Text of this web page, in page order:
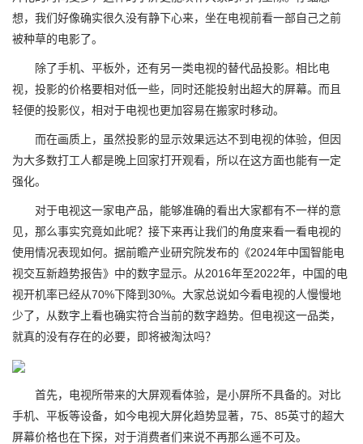
想，我们好像确实很久没有静下心来，坐在电视前看一部自己之前
被种草的电影了。
除了手机、平板外，还有另一类电视的替代品投影。相比电
视，投影的价格要相对低一些，同时还能投射出超大的屏幕。而且
轻便的投影仪，相对于电视也更加容易在搬家时移动。
而在画质上，虽然投影的显示效果远达不到电视的体验，但因
为大多数打工人都是晚上回家打开观看，所以在这方面也能有一定
强化。
对于电视这一家电产品，能够准确的看出大家都有不一样的意
见，那么事实究竟如此呢？接下来再让我们的角度来看一看电视的
使用情况表现如何。据前瞻产业研究院发布的《2024年中国智能电
视交互新趋势报告》中的数字显示。从2016年至2022年，中国的电
视开机率已经从70%下降到30%。大家总说如今看电视的人慢慢地
少了，从数字上看也确实符合当前的数字趋势。但电视这一品类，
就真的没有存在的必要，即将被淘汰吗？
首先，电视所带来的大屏观看体验，是小屏所不具备的。对比
手机、平板等设备，如今电视大屏化趋势显著，75、85英寸的超大
屏幕价格也在下探，对于消费者们来说不再那么遥不可及。